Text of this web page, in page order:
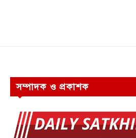
সম্পাদক ও প্রকাশক